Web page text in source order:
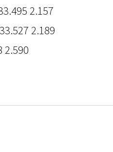
2.157
2.189
2.590